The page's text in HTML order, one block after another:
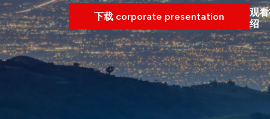
下载 corporate presentation
观
绍